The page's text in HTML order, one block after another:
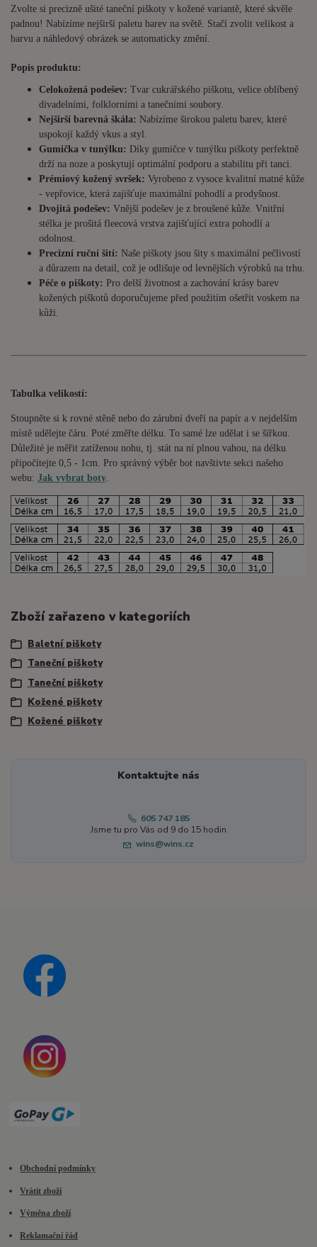
Zvolte si precizně ušité taneční piškoty v kožené variantě, které skvěle
padnou! Nabízíme nejširší paletu barev na světě. Stačí zvolit velikost a
barvu a náhledový obrázek se automaticky změní.
Popis produktu:
Celokožená podešev: Tvar cukrářského piškotu, velice oblíbený
divadelními, folklorními a tanečními soubory.
Nejširší barevná škála: Nabízíme širokou paletu barev, které
uspokojí každý vkus a styl.
Gumička v tunýlku: Díky gumičce v tunýlku piškoty perfektně
drží na noze a poskytují optimální podporu a stabilitu při tanci.
Prémiový kožený svršek: Vyrobeno z vysoce kvalitní matné kůže
- vepřovice, která zajišťuje maximální pohodlí a prodyšnost.
Dvojitá podešev: Vnější podešev je z broušené kůže. Vnitřní
stélka je prošitá fleecová vrstva zajišťující extra pohodlí a
odolnost.
Precizní ruční šití: Naše piškoty jsou šity s maximální pečlivostí
a důrazem na detail, což je odlišuje od levnějších výrobků na trhu.
Péče o piškoty: Pro delší životnost a zachování krásy barev
kožených piškotů doporučujeme před použitím ošetřit voskem na
kůži.
Tabulka velikostí:
Stoupněte si k rovné stěně nebo do zárubní dveří na papír a v nejdelším
místě udělejte čáru. Poté změřte délku. To samé lze udělat i se šířkou.
Důležité je měřit zatíženou nohu, tj. stát na ní plnou vahou, na délku
připočítejte 0,5 - 1cm . Pro správný výběr bot navštivte sekci našeho
webu: Jak vybrat boty
Zboží zařazeno v kategoriích
Baletní piškoty
Taneční piškoty
Taneční piškoty
Kožené piškoty
Kožené piškoty
Kontaktujte nás
605 747 185
Jsme tu pro Vás od 9 do 15 hodin
wins@wins.cz
Obchodní podmínky
Vrátit zboží
Výměna zboží
Reklamační řád